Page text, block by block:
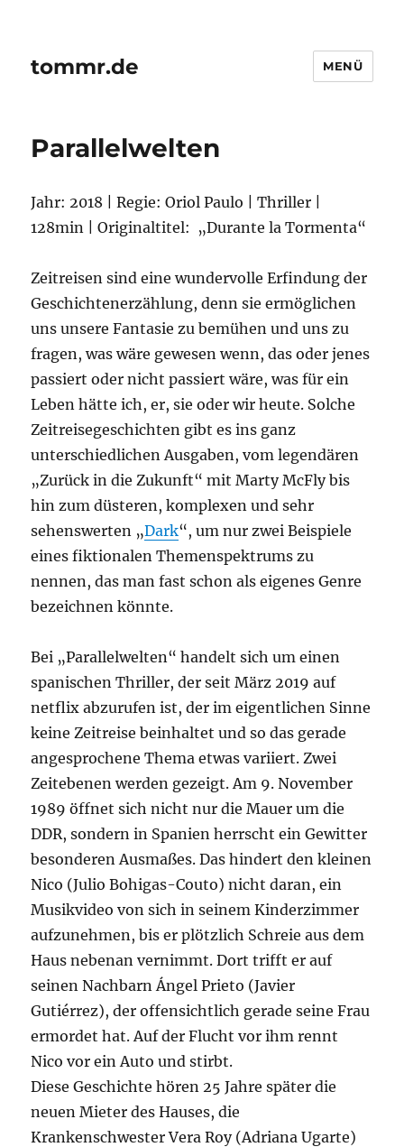
tommr.de MENÜ
Parallelwelten
Jahr: 2018 | Regie: Oriol Paulo | Thriller |
128min | Originaltitel: „Durante la Tormenta“
Zeitreisen sind eine wundervolle Erfindung der
Geschichtenerzählung, denn sie ermöglichen
uns unsere Fantasie zu bemühen und uns zu
fragen, was wäre gewesen wenn, das oder jenes
passiert oder nicht passiert wäre, was für ein
Leben hätte ich, er, sie oder wir heute. Solche
Zeitreisegeschichten gibt es ins ganz
unterschiedlichen Ausgaben, vom legendären
„Zurück in die Zukunft“ mit Marty McFly bis
hin zum düsteren, komplexen und sehr
sehenswerten „Dark“, um nur zwei Beispiele
eines fiktionalen Themenspektrums zu
nennen, das man fast schon als eigenes Genre
bezeichnen könnte.
Bei „Parallelwelten“ handelt sich um einen
spanischen Thriller, der seit März 2019 auf
netflix abzurufen ist, der im eigentlichen Sinne
keine Zeitreise beinhaltet und so das gerade
angesprochene Thema etwas variiert. Zwei
Zeitebenen werden gezeigt. Am 9. November
1989 öffnet sich nicht nur die Mauer um die
DDR, sondern in Spanien herrscht ein Gewitter
besonderen Ausmaßes. Das hindert den kleinen
Nico (Julio Bohigas-Couto) nicht daran, ein
Musikvideo von sich in seinem Kinderzimmer
aufzunehmen, bis er plötzlich Schreie aus dem
Haus nebenan vernimmt. Dort trifft er auf
seinen Nachbarn Ángel Prieto (Javier
Gutiérrez), der offensichtlich gerade seine Frau
ermordet hat. Auf der Flucht vor ihm rennt
Nico vor ein Auto und stirbt.
Diese Geschichte hören 25 Jahre später die
neuen Mieter des Hauses, die
Krankenschwester Vera Roy (Adriana Ugarte)